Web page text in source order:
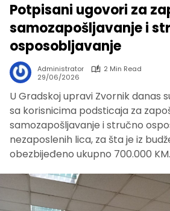
Potpisani ugovori za
samozapošljavanje i
osposobljavanje
Administrator
2 Min Read
29/06/2026
U Gradskoj upravi Zvornik danas
sa korisnicima podsticaja za
samozapošljavanje i stručno
nezaposlenih lica, za šta je iz
obezbijeđeno ukupno 700.000 KM.